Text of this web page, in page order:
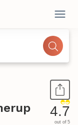
4.7
out of 5